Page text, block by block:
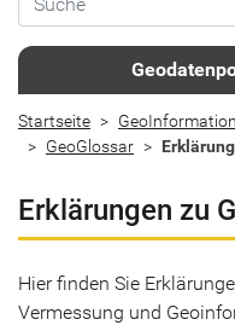
Startseite
GeoGlossar
Erklärungen zu
Hier finden Sie
Vermessung und